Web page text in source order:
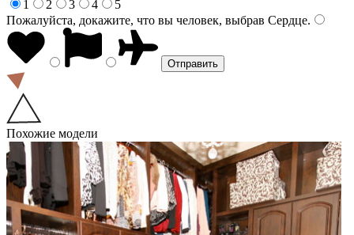
1
2 3 4
5
Пожалуйста, докажите, что вы человек, выбрав Сердце.
Похожие модели